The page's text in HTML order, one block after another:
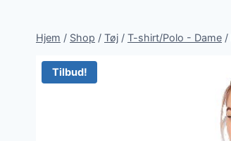
Hjem / Shop / Tøj / T-shirt/Polo - Dame /
Tilbud!